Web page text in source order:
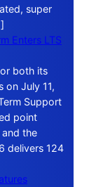
super
Enters LTS
both its
on July 11,
Support
point
the
delivers 124